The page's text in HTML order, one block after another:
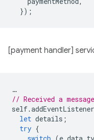
});
[payment handler]
…
// Received a
self.addEventListener
let details ;
try {